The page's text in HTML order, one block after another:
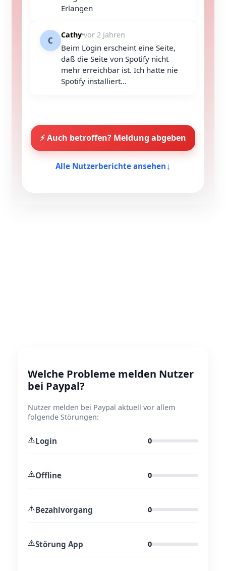
Erlangen
C
Cathy vor 2 Jahren
Beim Login erscheint eine Seite,
daß die Seite von Spotify nicht
mehr erreichbar ist. Ich hatte nie
Spotify installiert...
⚡ Auch betroffen? Meldung abgeben
Alle Nutzerberichte ansehen↓
Welche Probleme melden Nutzer
bei Paypal?
Nutzer melden bei Paypal aktuell vor allem
folgende Störungen:
⚠️Login 0
⚠️Offline 0
⚠️Bezahlvorgang 0
⚠️Störung App 0